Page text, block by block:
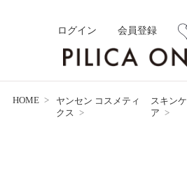
ログイン 会員登録
HOME
ヤンセン コスメティ
クス
スキンケ
ア